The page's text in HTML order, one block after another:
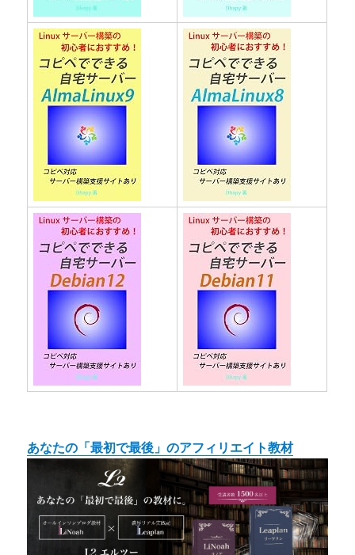
あなたの「最初で最後」のアフィリエイト教材